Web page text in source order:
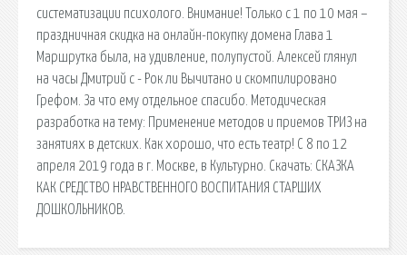
систематизации психолого. Внимание! Только с 1 по 10 мая –
праздничная скидка на онлайн-покупку домена Глава 1
Маршрутка была, на удивление, полупустой. Алексей глянул
на часы Дмитрий c - Рок ли Вычитано и скомпилировано
Грефом. За что ему отдельное спасибо. Методическая
разработка на тему: Применение методов и приемов ТРИЗ на
занятиях в детских. Как хорошо, что есть театр! С 8 по 12
апреля 2019 года в г. Москве, в Культурно. Скачать: СКАЗКА
КАК СРЕДСТВО НРАВСТВЕННОГО ВОСПИТАНИЯ СТАРШИХ
ДОШКОЛЬНИКОВ.